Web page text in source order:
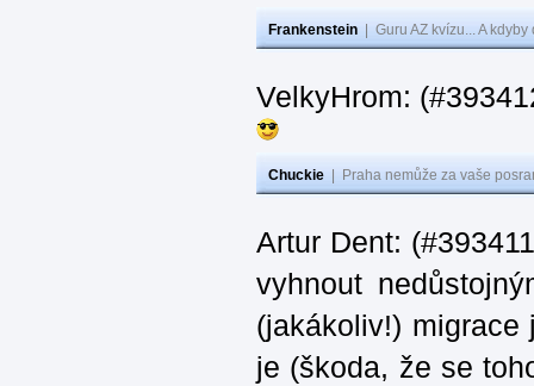
Frankenstein Guru AZ kvízu... A
VelkyHrom:
Chuckie Praha nemůže za vaše
Artur Dent:
vyhnout
(jakákoliv!)
je (škoda, že se